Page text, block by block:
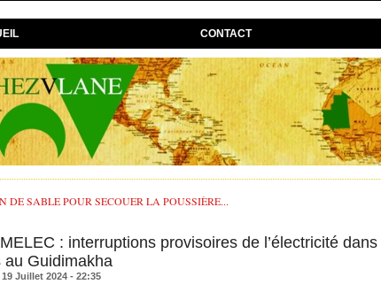
CONTACT
DE SABLE POUR SECOUER LA POUSSIÈRE...
: interruptions provisoires de l’électricité
au Guidimakha
Juillet 2024 - 22:35